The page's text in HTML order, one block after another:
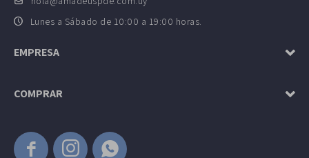
  
Lunes a Sábado de 10:00 a 19:00 horas.
EMPRESA
COMPRAR